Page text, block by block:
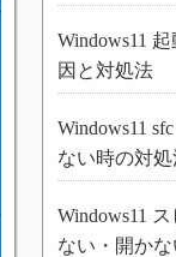
Windows11
因と対処法
Windows11
ない時の対処
Windows11
ない・開か